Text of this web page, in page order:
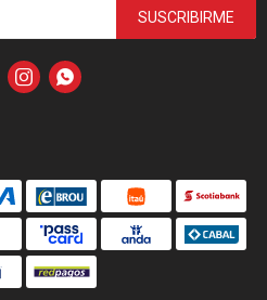
SUSCRIBIRME
 